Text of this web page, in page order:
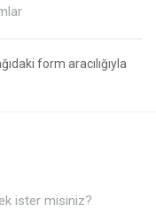
form aracılığıyla
ister misiniz?